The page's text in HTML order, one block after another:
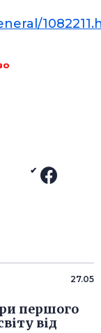
27.05
першого
від